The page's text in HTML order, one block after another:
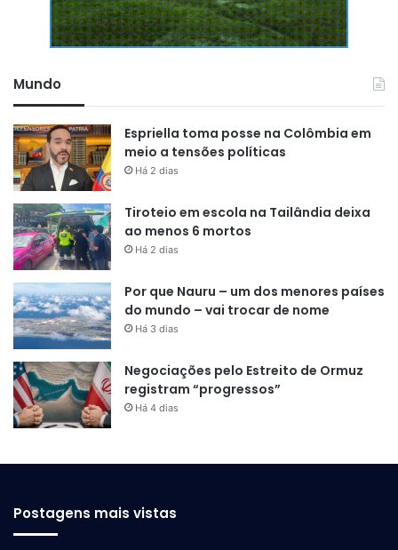
Mundo
Espriella toma posse na Colômbia em
meio a tensões políticas
Há 2 dias
Tiroteio em escola na Tailândia deixa
ao menos 6 mortos
Há 2 dias
Por que Nauru – um dos menores países
do mundo – vai trocar de nome
Há 3 dias
Negociações pelo Estreito de Ormuz
registram “progressos”
Há 4 dias
Postagens mais vistas